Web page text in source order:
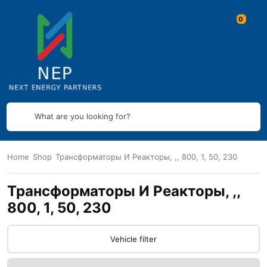
What are you looking for?
Home Shop Трансформаторы И Реакторы, ,, 800, 1, 50, 230
Трансформаторы И Реакторы, ,,
800, 1, 50, 230
Vehicle filter